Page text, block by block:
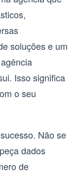
soluções e um
Isso significa
o seu
. Não se
dados
de